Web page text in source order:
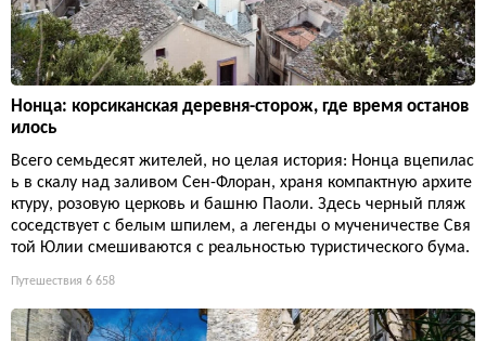
Нонца: корсиканская деревня-сторож, где время останов
илось
Всего семьдесят жителей, но целая история: Нонца вцепилас
ь в скалу над заливом Сен-Флоран, храня компактную архите
ктуру, розовую церковь и башню Паоли. Здесь черный пляж
соседствует с белым шпилем, а легенды о мученичестве Свя
той Юлии смешиваются с реальностью туристического бума.
Путешествия 6 658